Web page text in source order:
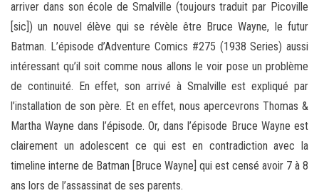
arriver dans son école de Smalville (toujours traduit par Picoville
[sic]) un nouvel élève qui se révèle être Bruce Wayne, le futur
Batman. L’épisode d’Adventure Comics #275 (1938 Series) aussi
intéressant qu’il soit comme nous allons le voir pose un problème
de continuité. En effet, son arrivé à Smalville est expliqué par
l’installation de son père. Et en effet, nous apercevrons Thomas &
Martha Wayne dans l’épisode. Or, dans l’épisode Bruce Wayne est
clairement un adolescent ce qui est en contradiction avec la
timeline interne de Batman [Bruce Wayne] qui est censé avoir 7 à 8
ans lors de l’assassinat de ses parents.